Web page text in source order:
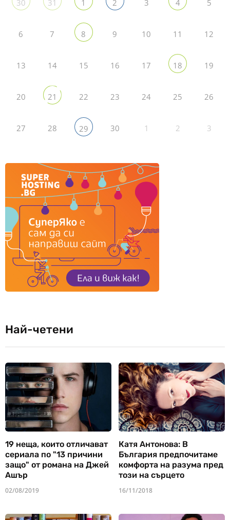
30 31 1 2 3 4 5
6 7 8 9 10 11 12
13 14 15 16 17 18 19
20 21 22 23 24 25 26
27 28 29 30 1 2 3
Най-четени
19 неща, които отличават
сериала по "13 причини
защо" от романа на Джей
Ашър
02/08/2019
Катя Антонова: В
България предпочитаме
комфорта на разума пред
този на сърцето
16/11/2018